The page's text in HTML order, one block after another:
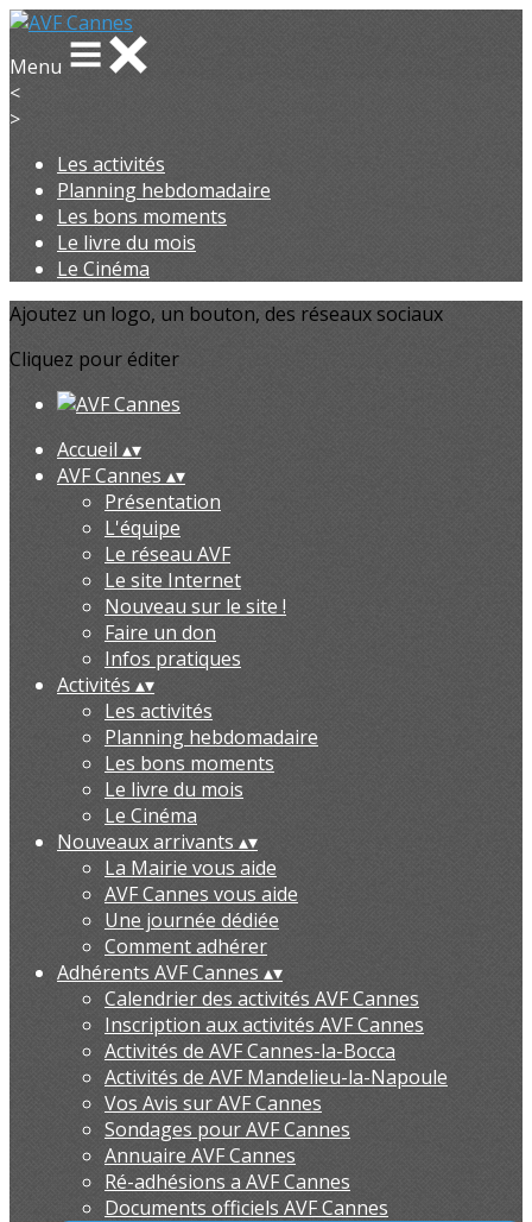
Menu
<
>
Les activités
Planning hebdomadaire
Les bons moments
Le livre du mois
Le Cinéma
Ajoutez un logo, un bouton, des réseaux sociaux
Cliquez pour éditer
Accueil ▴▾
AVF Cannes ▴▾
Présentation
L'équipe
Le réseau AVF
Le site Internet
Nouveau sur le site !
Faire un don
Infos pratiques
Activités ▴▾
Les activités
Planning hebdomadaire
Les bons moments
Le livre du mois
Le Cinéma
Nouveaux arrivants ▴▾
La Mairie vous aide
AVF Cannes vous aide
Une journée dédiée
Comment adhérer
Adhérents AVF Cannes ▴▾
Calendrier des activités AVF Cannes
Inscription aux activités AVF Cannes
Activités de AVF Cannes-la-Bocca
Activités de AVF Mandelieu-la-Napoule
Vos Avis sur AVF Cannes
Sondages pour AVF Cannes
Annuaire AVF Cannes
Ré-adhésions a AVF Cannes
Documents officiels AVF Cannes